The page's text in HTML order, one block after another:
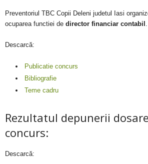
Preventoriul TBC Copii Deleni judetul Iasi
ocuparea functiei de director financiar contabil
Descarcă:
Publicatie concurs
Bibliografie
Teme cadru
Rezultatul depunerii
concurs:
Descarcă: